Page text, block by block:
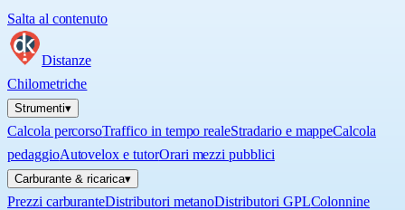
Salta al contenuto
Distanze
Chilometriche
Strumenti▾
Calcola percorsoTraffico in tempo realeStradario e mappeCalcola
pedaggioAutovelox e tutorOrari mezzi pubblici
Carburante & ricarica▾
Prezzi carburanteDistributori metanoDistributori GPLColonnine